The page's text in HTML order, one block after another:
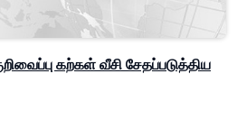
கற்கள் வீசி சேதப்படுத்திய